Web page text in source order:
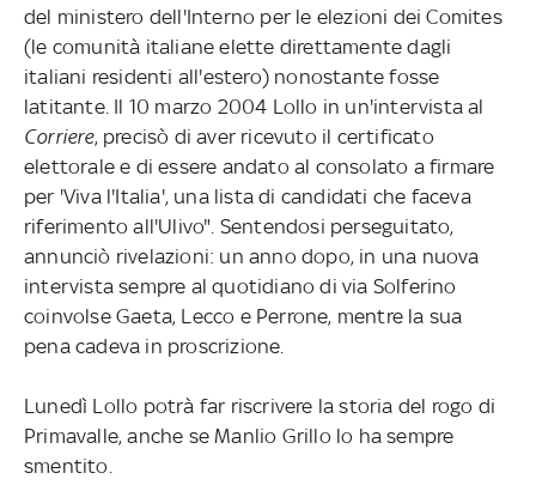
del ministero dell'Interno per le elezioni dei Comites
(le comunità italiane elette direttamente dagli
italiani residenti all'estero) nonostante fosse
latitante. Il 10 marzo 2004 Lollo in un'intervista al
Corriere, precisò di aver ricevuto il certificato
elettorale e di essere andato al consolato a firmare
per 'Viva l'Italia', una lista di candidati che faceva
riferimento all'Ulivo". Sentendosi perseguitato,
annunciò rivelazioni: un anno dopo, in una nuova
intervista sempre al quotidiano di via Solferino
coinvolse Gaeta, Lecco e Perrone, mentre la sua
pena cadeva in proscrizione.
Lunedì Lollo potrà far riscrivere la storia del rogo di
Primavalle, anche se Manlio Grillo lo ha sempre
smentito.